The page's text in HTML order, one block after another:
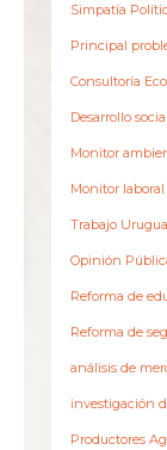
Simpatía
Principal
Consultoría
Desarrollo
Monitor
Monitor laboral
Trabajo
Opinión
Reforma de
Reforma de
análisis de
investigación
Productores